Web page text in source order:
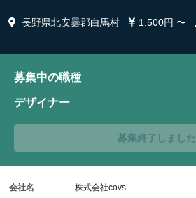
長野県北安曇郡白馬村 1,500円 〜
募集中の職種
デザイナー
募集終了しました
会社名 株式会社covs